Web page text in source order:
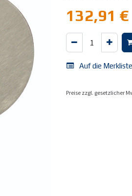
132,91 €
Auf die Merkliste
Preise zzgl. gesetzlicher